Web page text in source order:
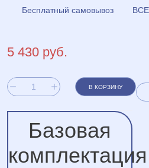
Бесплатный самовывоз
5 430 руб.
В КОРЗИНУ
Базовая
комплектация